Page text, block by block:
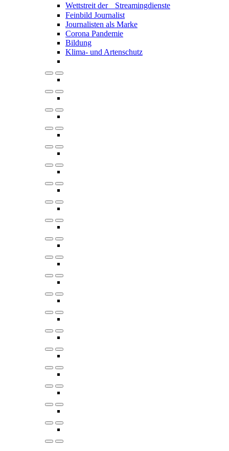
Wettstreit der Streamingdienste
Feinbild Journalist
Journalisten als Marke
Corona Pandemie
Bildung
Klima- und Artenschutz